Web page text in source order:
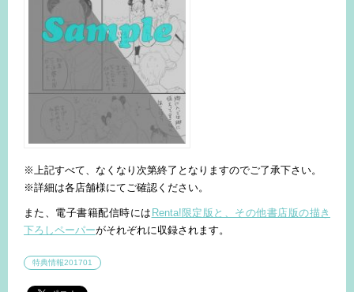
※上記すべて、なくなり次第終了となりますのでご了承下さい。
※詳細は各店舗様にてご確認ください。
また、電子書籍配信時には Renta!限定版と、その他書店版の描き
下ろしペーパーがそれぞれに収録されます。
特典情報201701